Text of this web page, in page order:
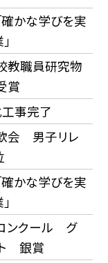
かな学びを実
教職員研究物
賞
事完了
会 男子リレ
かな学びを実
ンクール グ
ト 銀賞